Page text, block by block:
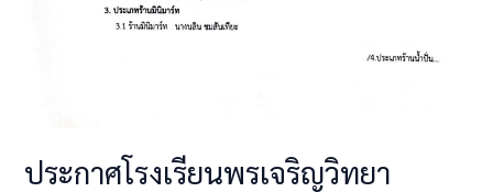
ประกาศโรงเรียนพรเจริญวิทยา